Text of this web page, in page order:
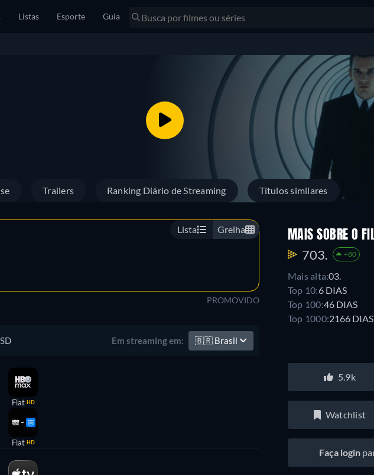
Listas Esporte Guia
Trailers Ranking Diário de Streaming Títulos similares
Lista Grelha
PROMOVIDO
SD Em streaming em: 🇧🇷 Brasil
Flat HD
Flat HD
MAIS SOBRE O
703. +80
Mais alta:03.
Top 10:6 DIAS
Top 100:46 DIAS
Top 1000:2166 DIAS
5.9k
Watchlist
Faça login